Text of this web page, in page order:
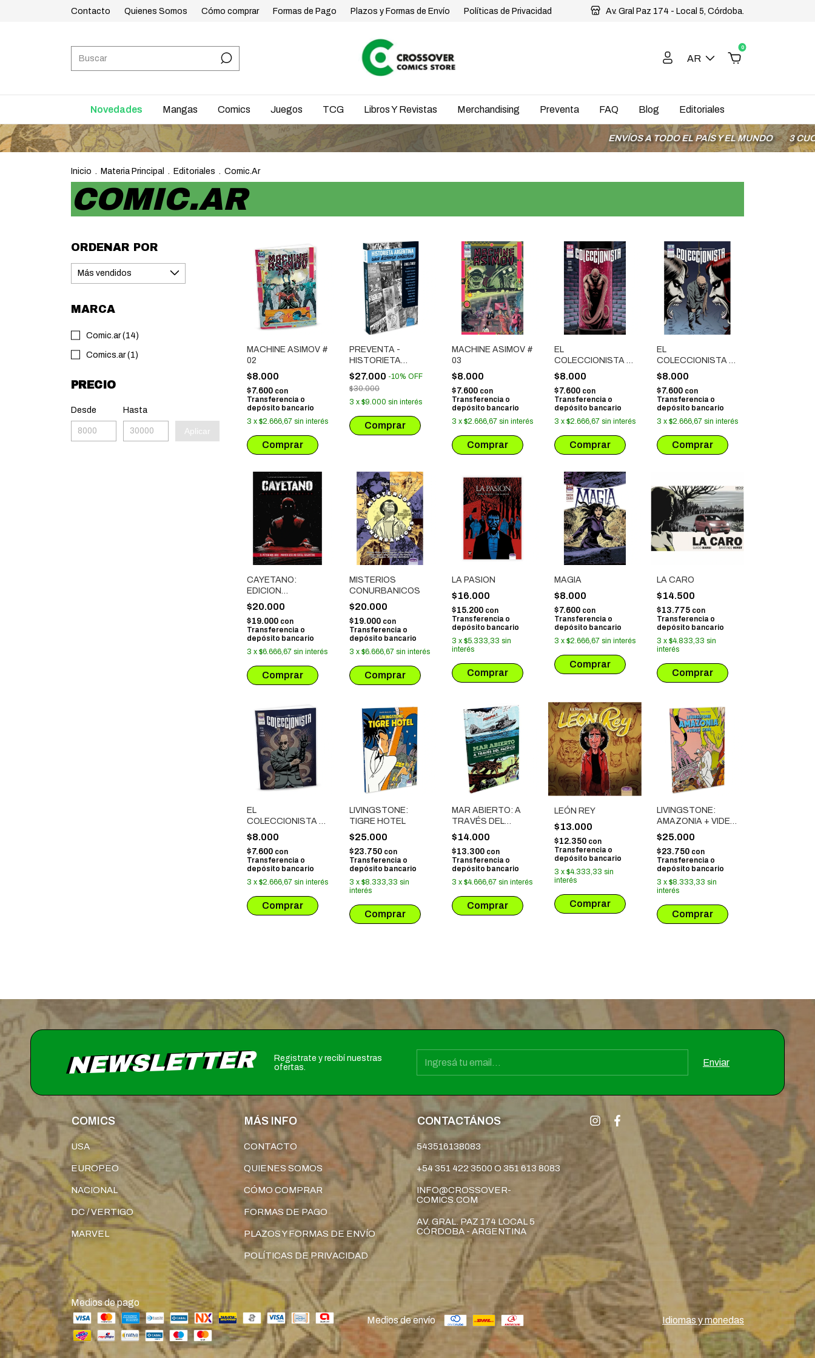
Contacto Quienes Somos Cómo comprar Formas de Pago Plazos y Formas de Envío Políticas de Privacidad Av. Gral Paz 174 - Local 5, Córdoba.
AR
0
Novedades Mangas Comics Juegos TCG Libros Y Revistas Merchandising Preventa FAQ Blog Editoriales
ENVÍOS A TODO EL PAÍS Y EL MUNDO 3 CUOTAS
Inicio . Materia Principal . Editoriales . Comic.Ar
COMIC.AR
ORDENAR POR
MARCA
Comic.ar (14)
Comics.ar (1)
PRECIO
Desde Hasta
Aplicar
MACHINE ASIMOV #
02
$8.000
$7.600 con
Transferencia o
depósito bancario
3 x $2.666,67 sin interés
PREVENTA -
HISTORIETA
ARGENTINA - UNA
HISTORIA
COLECTIVA 2001-
2022
$27.000 -10% OFF
$30.000
3 x $9.000 sin interés
MACHINE ASIMOV #
03
$8.000
$7.600 con
Transferencia o
depósito bancario
3 x $2.666,67 sin interés
EL
COLECCIONISTA #
03
$8.000
$7.600 con
Transferencia o
depósito bancario
3 x $2.666,67 sin interés
EL
COLECCIONISTA #
02
$8.000
$7.600 con
Transferencia o
depósito bancario
3 x $2.666,67 sin interés
CAYETANO:
EDICION
EXTENDIDA
$20.000
$19.000 con
Transferencia o
depósito bancario
3 x $6.666,67 sin interés
MISTERIOS
CONURBANICOS
$20.000
$19.000 con
Transferencia o
depósito bancario
3 x $6.666,67 sin interés
LA PASION
$16.000
$15.200 con
Transferencia o
depósito bancario
3 x $5.333,33 sin
interés
MAGIA
$8.000
$7.600 con
Transferencia o
depósito bancario
3 x $2.666,67 sin interés
LA CARO
$14.500
$13.775 con
Transferencia o
depósito bancario
3 x $4.833,33 sin
interés
EL
COLECCIONISTA #
01
$8.000
$7.600 con
Transferencia o
depósito bancario
3 x $2.666,67 sin interés
LIVINGSTONE:
TIGRE HOTEL
$25.000
$23.750 con
Transferencia o
depósito bancario
3 x $8.333,33 sin
interés
MAR ABIERTO: A
TRAVÉS DEL
PACIFICO
$14.000
$13.300 con
Transferencia o
depósito bancario
3 x $4.666,67 sin interés
LEÓN REY
$13.000
$12.350 con
Transferencia o
depósito bancario
3 x $4.333,33 sin
interés
LIVINGSTONE:
AMAZONIA + VIDEO
STAR
$25.000
$23.750 con
Transferencia o
depósito bancario
3 x $8.333,33 sin
interés
NEWSLETTER
Registrate y recibí nuestras
ofertas.
COMICS
USA
EUROPEO
NACIONAL
DC / VERTIGO
MARVEL
MÁS INFO
CONTACTO
QUIENES SOMOS
CÓMO COMPRAR
FORMAS DE PAGO
PLAZOS Y FORMAS DE ENVÍO
POLÍTICAS DE PRIVACIDAD
CONTACTÁNOS
543516138083
+54 351 422 3500 O 351 613 8083
INFO@CROSSOVER-
COMICS.COM
AV. GRAL. PAZ 174 LOCAL 5
CÓRDOBA - ARGENTINA
Medios de pago
Medios de envío
Idiomas y monedas